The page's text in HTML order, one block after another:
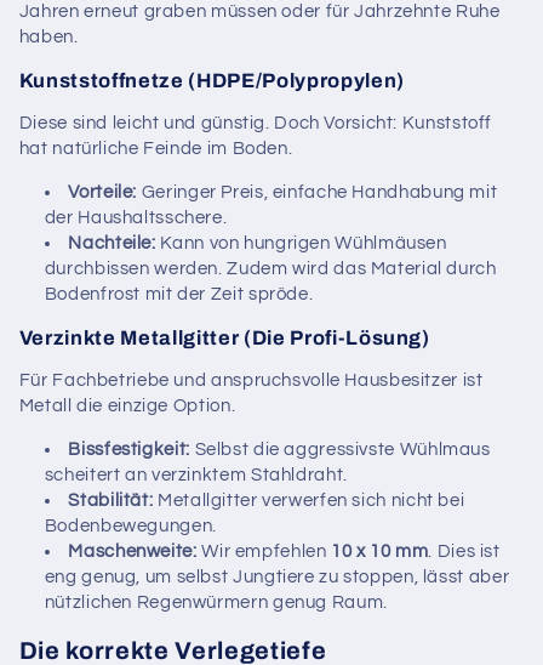
Jahren erneut graben müssen oder für Jahrzehnte Ruhe
haben.
Kunststoffnetze (HDPE/Polypropylen)
Diese sind leicht und günstig. Doch Vorsicht: Kunststoff
hat natürliche Feinde im Boden.
Vorteile: Geringer Preis, einfache Handhabung mit
der Haushaltsschere.
Nachteile: Kann von hungrigen Wühlmäusen
durchbissen werden. Zudem wird das Material durch
Bodenfrost mit der Zeit spröde.
Verzinkte Metallgitter (Die Profi-Lösung)
Für Fachbetriebe und anspruchsvolle Hausbesitzer ist
Metall die einzige Option.
Bissfestigkeit: Selbst die aggressivste Wühlmaus
scheitert an verzinktem Stahldraht.
Stabilität: Metallgitter verwerfen sich nicht bei
Bodenbewegungen.
Maschenweite: Wir empfehlen 10 x 10 mm. Dies ist
eng genug, um selbst Jungtiere zu stoppen, lässt aber
nützlichen Regenwürmern genug Raum.
Die korrekte Verlegetiefe